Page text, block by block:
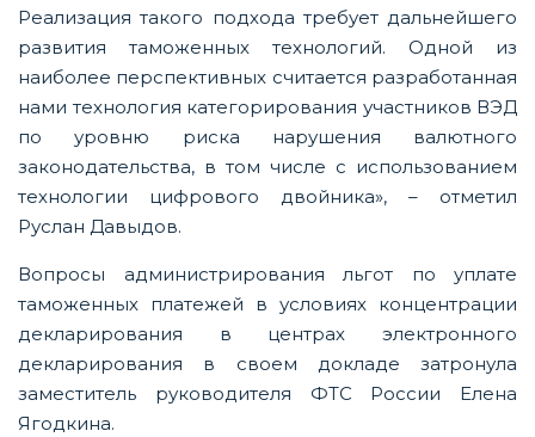
Реализация такого подхода требует дальнейшего
развития таможенных технологий. Одной из
наиболее перспективных считается разработанная
нами технология категорирования участников ВЭД
по уровню риска нарушения валютного
законодательства, в том числе с использованием
технологии цифрового двойника», – отметил
Руслан Давыдов.
Вопросы администрирования льгот по уплате
таможенных платежей в условиях концентрации
декларирования в центрах электронного
декларирования в своем докладе затронула
заместитель руководителя ФТС России Елена
Ягодкина.